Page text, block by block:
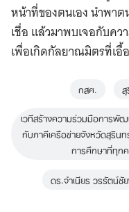
Search
หน้าที่ของตนเอง นำพา
เชื่อ แล้วมาพบเจอกับคว
เพื่อเกิดกัลยาณมิตรที่เ
กสศ.
เวทีสร้างความร่วมมือการพัฒ
กับภาคีเครือข่ายจังหวัดสุริน
การศึกษาที่ทุก
ดร.จำเนียร วรรัตน์ชั